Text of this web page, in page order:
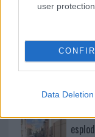
user protection.
Data Deletion